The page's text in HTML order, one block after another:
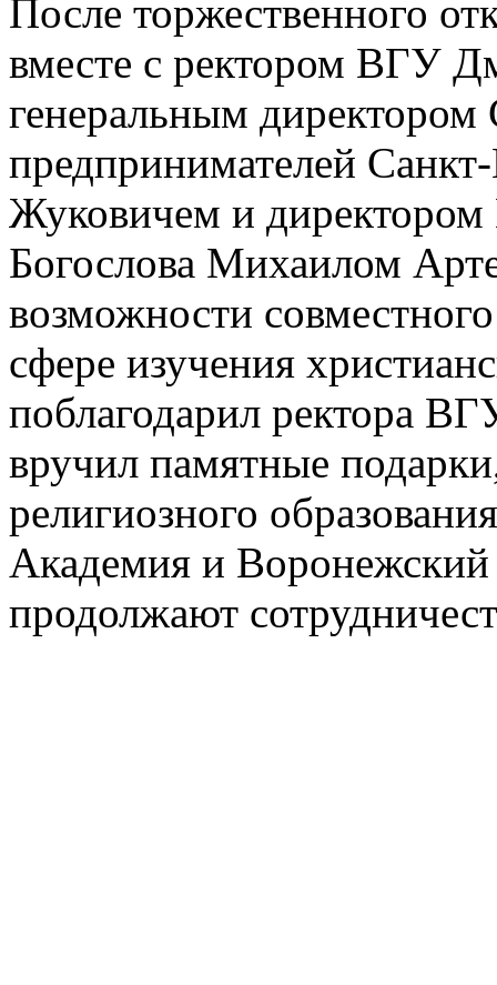
После торжественного
вместе с ректором ВГУ
генеральным
предпринимателей
Жуковичем и
Богослова Михаилом
возможности
сфере изучения
поблагодарил ректора
вручил памятные
религиозного
Академия и Воронежский
продолжают